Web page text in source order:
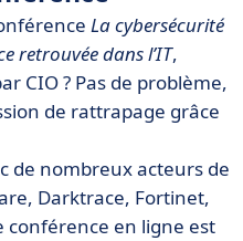
La cybersécurité
retrouvée dans l’IT,
CIO ? Pas de problème,
de rattrapage grâce
de nombreux acteurs de
Darktrace, Fortinet,
conférence en ligne est